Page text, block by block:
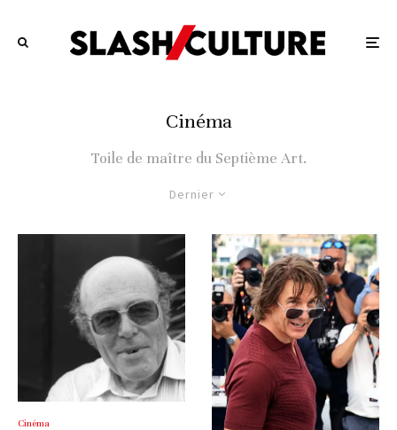
Cinéma
Toile de maître du Septième Art.
Dernier
Cinéma